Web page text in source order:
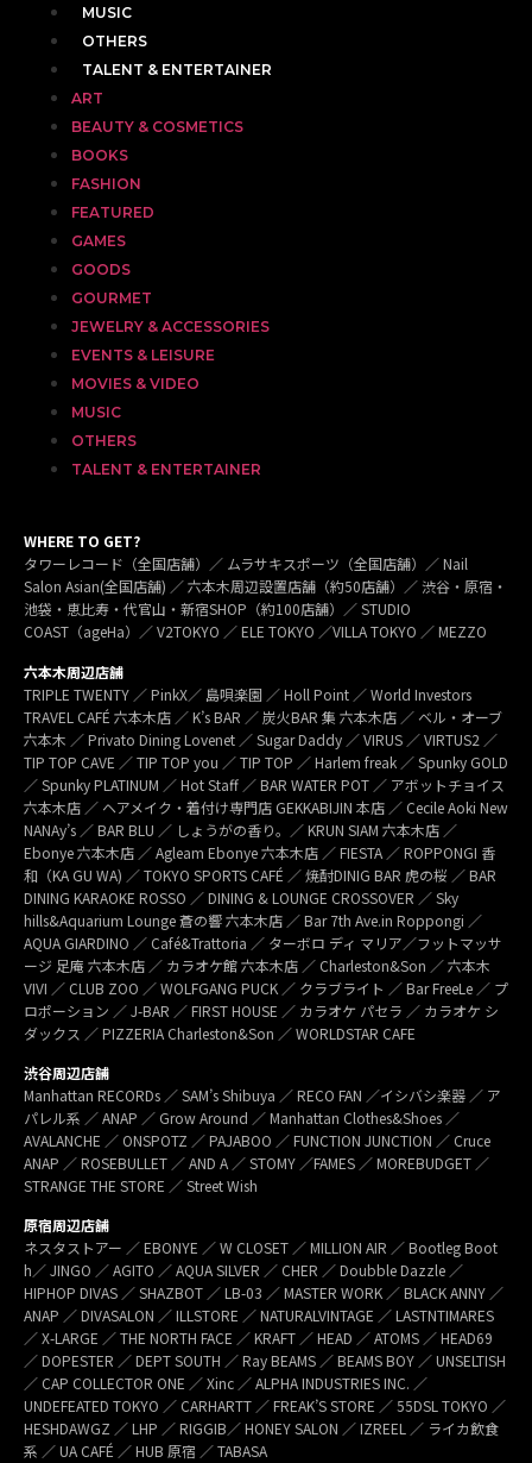
MUSIC
OTHERS
TALENT & ENTERTAINER
ART
BEAUTY & COSMETICS
BOOKS
FASHION
FEATURED
GAMES
GOODS
GOURMET
JEWELRY & ACCESSORIES
EVENTS & LEISURE
MOVIES & VIDEO
MUSIC
OTHERS
TALENT & ENTERTAINER
WHERE TO GET?
タワーレコード（全国店舗）／ ムラサキスポーツ（全国店舗）／ Nail
Salon Asian(全国店舗) ／ 六本木周辺設置店舗（約50店舗）／ 渋谷・原宿・
池袋・恵比寿・代官山・新宿SHOP（約100店舗）／ STUDIO
COAST（ageHa）／ V2TOKYO ／ ELE TOKYO ／VILLA TOKYO ／ MEZZO
六本木周辺店舗
TRIPLE TWENTY ／ PinkX／ 島唄楽園 ／ Holl Point ／ World Investors
TRAVEL CAFÉ 六本木店 ／ K’s BAR ／ 炭火BAR 集 六本木店 ／ ベル・オーブ
六本木 ／ Privato Dining Lovenet ／ Sugar Daddy ／ VIRUS ／ VIRTUS2 ／
TIP TOP CAVE ／ TIP TOP you ／ TIP TOP ／ Harlem freak ／ Spunky GOLD
／ Spunky PLATINUM ／ Hot Staff ／ BAR WATER POT ／ アボットチョイス
六本木店 ／ ヘアメイク・着付け専門店 GEKKABIJIN 本店 ／ Cecile Aoki New
NANAy’s ／ BAR BLU ／ しょうがの香り。／ KRUN SIAM 六本木店 ／
Ebonye 六本木店 ／ Agleam Ebonye 六本木店 ／ FIESTA ／ ROPPONGI 香
和（KA GU WA) ／ TOKYO SPORTS CAFÉ ／ 焼酎DINIG BAR 虎の桜 ／ BAR
DINING KARAOKE ROSSO ／ DINING & LOUNGE CROSSOVER ／ Sky
hills&Aquarium Lounge 蒼の響 六本木店 ／ Bar 7th Ave.in Roppongi ／
AQUA GIARDINO ／ Café&Trattoria ／ ターボロ ディ マリア／フットマッサ
ージ 足庵 六本木店 ／ カラオケ館 六本木店 ／ Charleston&Son ／ 六本木
VIVI ／ CLUB ZOO ／ WOLFGANG PUCK ／ クラブライト ／ Bar FreeLe ／ プ
ロポーション ／ J-BAR ／ FIRST HOUSE ／ カラオケ パセラ ／ カラオケ シ
ダックス ／ PIZZERIA Charleston&Son ／ WORLDSTAR CAFE
渋谷周辺店舗
Manhattan RECORDs ／ SAM’s Shibuya ／ RECO FAN ／イシバシ楽器 ／ ア
パレル系 ／ ANAP ／ Grow Around ／ Manhattan Clothes&Shoes ／
AVALANCHE ／ ONSPOTZ ／ PAJABOO ／ FUNCTION JUNCTION ／ Cruce
ANAP ／ ROSEBULLET ／ AND A ／ STOMY ／FAMES ／ MOREBUDGET ／
STRANGE THE STORE ／ Street Wish
原宿周辺店舗
ネスタストアー ／ EBONYE ／ W CLOSET ／ MILLION AIR ／ Bootleg Boot
h／ JINGO ／ AGITO ／ AQUA SILVER ／ CHER ／ Doubble Dazzle ／
HIPHOP DIVAS ／ SHAZBOT ／ LB-03 ／ MASTER WORK ／ BLACK ANNY ／
ANAP ／ DIVASALON ／ ILLSTORE ／ NATURALVINTAGE ／ LASTNTIMARES
／ X-LARGE ／ THE NORTH FACE ／ KRAFT ／ HEAD ／ ATOMS ／ HEAD69
／ DOPESTER ／ DEPT SOUTH ／ Ray BEAMS ／ BEAMS BOY ／ UNSELTISH
／ CAP COLLECTOR ONE ／ Xinc ／ ALPHA INDUSTRIES INC. ／
UNDEFEATED TOKYO ／ CARHARTT ／ FREAK’S STORE ／ 55DSL TOKYO ／
HESHDAWGZ ／ LHP ／ RIGGIB／ HONEY SALON ／ IZREEL ／ ライカ飲食
系 ／ UA CAFÉ ／ HUB 原宿 ／ TABASA